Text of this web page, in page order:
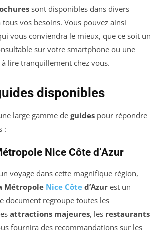
sont disponibles dans divers
vos besoins. Vous pouvez ainsi
vous conviendra le mieux, que ce soit un
sur votre smartphone ou une
lire tranquillement chez vous.
disponibles
large gamme de guides pour répondre
:
Nice Côte d’Azur
voyage dans cette magnifique région,
Métropole Nice Côte d’Azur est un
document regroupe toutes les
attractions majeures, les restaurants
fournira des recommandations sur les